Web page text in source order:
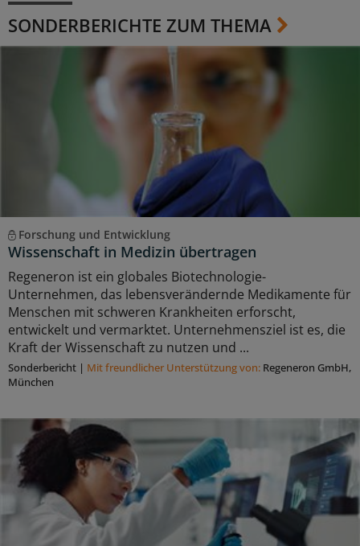
SONDERBERICHTE ZUM THEMA
Forschung und Entwicklung
Wissenschaft in Medizin übertragen
Regeneron ist ein globales Biotechnologie-
Unternehmen, das lebensverändernde Medikamente für
Menschen mit schweren Krankheiten erforscht,
entwickelt und vermarktet. Unternehmensziel ist es, die
Kraft der Wissenschaft zu nutzen und ...
Sonderbericht | Mit freundlicher Unterstützung von: Regeneron GmbH,
München